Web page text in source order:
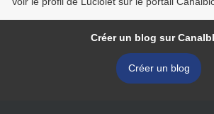
Créer un blog sur
Créer un blog